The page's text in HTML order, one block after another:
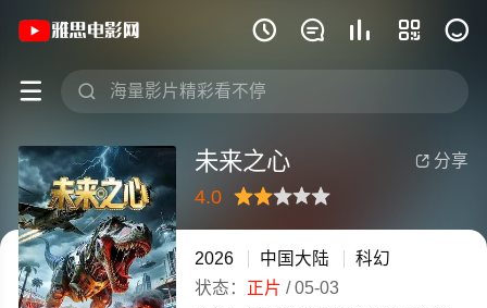
    
 
《未来之心》(2026)中国大陆普通话高
 分享
未来之心
4.0
很差较差
还行推荐力荐
2026 中国大陆
科幻
状态： 正片 /05-03